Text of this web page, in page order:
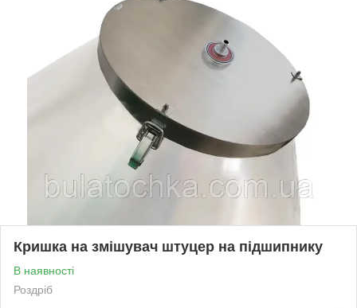
Кришка на змішувач штуцер на підшипнику
В наявності
Роздріб